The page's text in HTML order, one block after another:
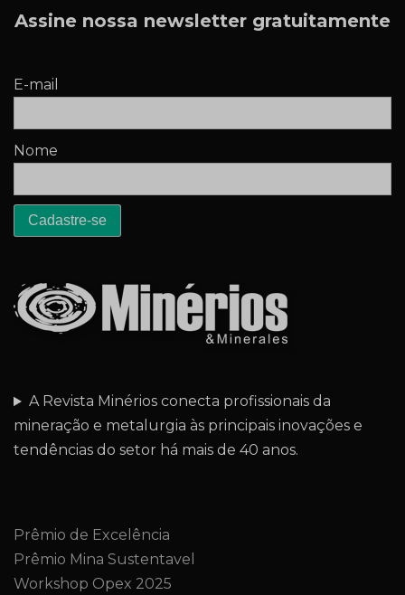
Assine nossa newsletter gratuitamente
E-mail
Nome
A Revista Minérios conecta profissionais da
mineração e metalurgia às principais inovações e
tendências do setor há mais de 40 anos.
Prêmio de Excelência
Prêmio Mina Sustentavel
Workshop Opex 2025